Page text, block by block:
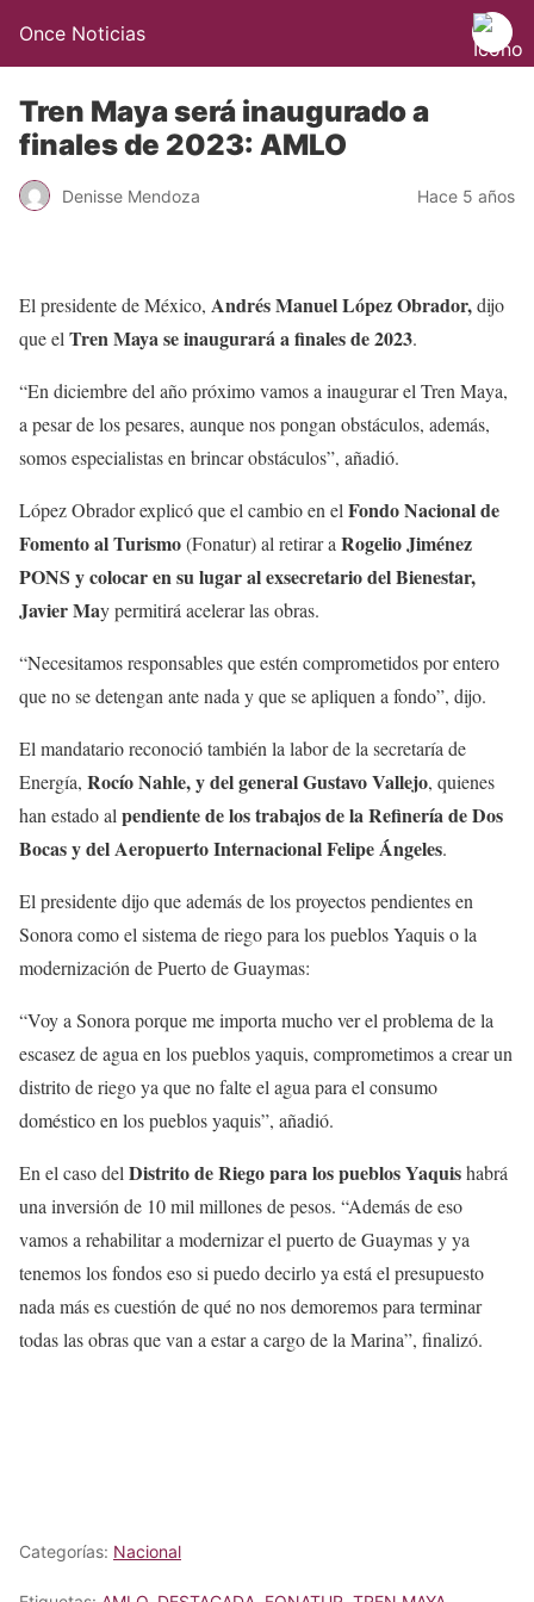
Once Noticias
Tren Maya será inaugurado a
finales de 2023: AMLO
Denisse Mendoza Hace 5 años
El presidente de México, Andrés Manuel López Obrador,dijo
que el Tren Maya se inaugurará a finales de 2023.
“En diciembre del año próximo vamos a inaugurar el Tren Maya,
a pesar de los pesares, aunque nos pongan obstáculos, además,
somos especialistas en brincar obstáculos”, añadió.
López Obrador explicó que el cambio en el Fondo Nacional de
Fomento al Turismo(Fonatur) al retirar a Rogelio Jiménez
PONS y colocar en su lugar al exsecretario del Bienestar,
Javier May permitirá acelerar las obras.
“Necesitamos responsables que estén comprometidos por entero
que no se detengan ante nada y que se apliquen a fondo”, dijo.
El mandatario reconoció también la labor de la secretaría de
Energía, Rocío Nahle, y del general Gustavo Vallejo, quienes
han estado al pendiente de los trabajos de la Refinería de Dos
Bocas y del Aeropuerto Internacional Felipe Ángeles.
El presidente dijo que además de los proyectos pendientes en
Sonora como el sistema de riego para los pueblos Yaquis o la
modernización de Puerto de Guaymas:
“Voy a Sonora porque me importa mucho ver el problema de la
escasez de agua en los pueblos yaquis, comprometimos a crear un
distrito de riego ya que no falte el agua para el consumo
doméstico en los pueblos yaquis”, añadió.
En el caso del Distrito de Riego para los pueblos Yaquishabrá
una inversión de 10 mil millones de pesos. “Además de eso
vamos a rehabilitar a modernizar el puerto de Guaymas y ya
tenemos los fondos eso si puedo decirlo ya está el presupuesto
nada más es cuestión de qué no nos demoremos para terminar
todas las obras que van a estar a cargo de la Marina”, finalizó.
Categorías: Nacional